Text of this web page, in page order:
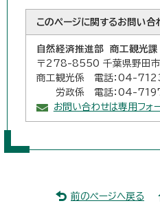
このページに関するお問い合
自然経済推進部 商工観光課
〒278-8550 千葉県野田市
商工観光係 電話：04-
労政係 電話：04-
お問い合わせは専用フォ
前のページへ戻る